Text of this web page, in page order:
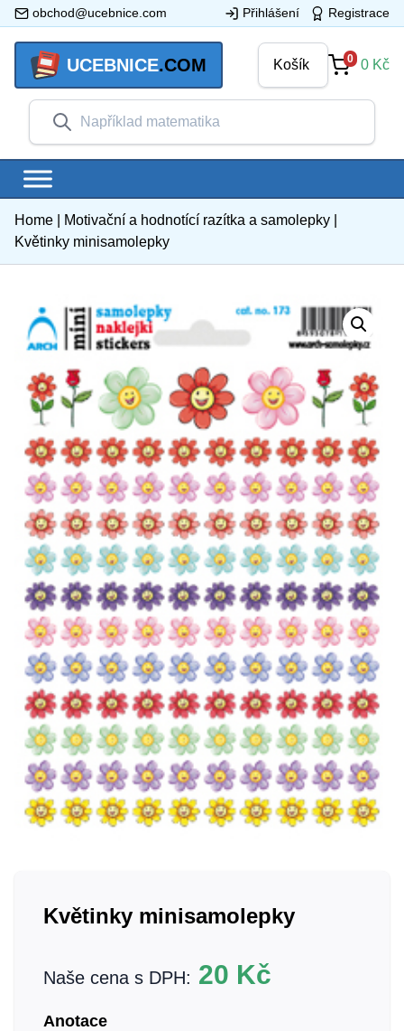
obchod@ucebnice.com Přihlášení Registrace
UCEBNICE.COM Košík 0 0 Kč
Home Motivační a hodnotící razítka a samolepky
Květinky minisamolepky
Květinky minisamolepky
Naše cena s DPH: 20 Kč
Anotace